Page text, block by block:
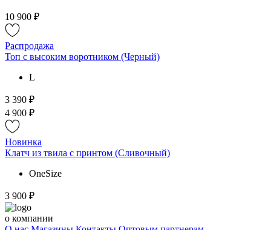
10 900 ₽
Распродажа
Топ с высоким воротником (Черный)
L
3 390 ₽
4 900 ₽
Новинка
Клатч из твила с принтом (Сливочный)
OneSize
3 900 ₽
о компании